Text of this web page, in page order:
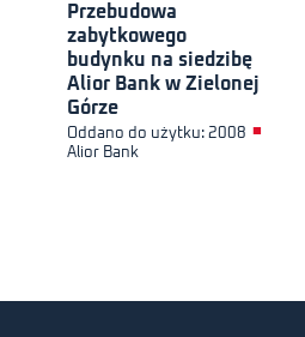
Przebudowa
zabytkowego
budynku na siedzibę
Alior Bank w Zielonej
Górze
Oddano do użytku: 2008 ■
Alior Bank